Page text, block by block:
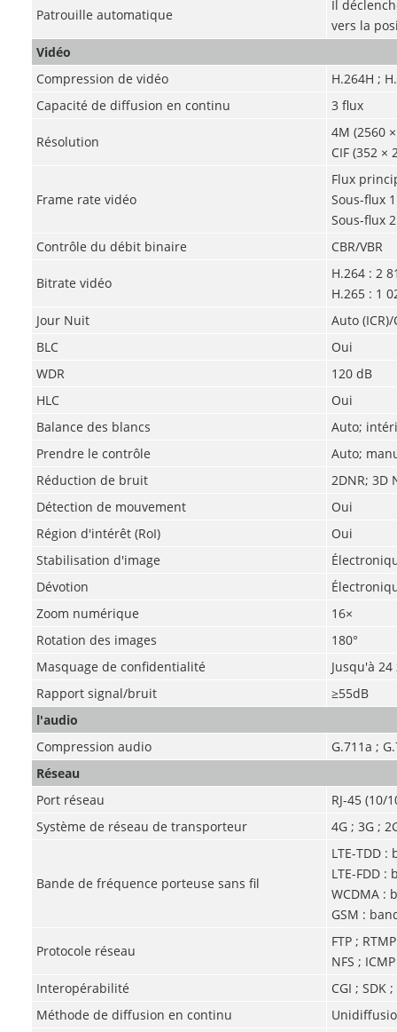
Patrouille automatique
Il
vers la
Vidéo
Compression de vidéo
H.264H ;
Capacité de diffusion en continu
3 flux
Résolution
4M (2560
CIF (352 ×
Frame rate vidéo
Flux
Sous-flux
Sous-flux
Contrôle du débit binaire
CBR/VBR
Bitrate vidéo
H.264 : 2
H.265 : 1
Jour Nuit
Auto
BLC
Oui
WDR
120 dB
HLC
Oui
Balance des blancs
Auto;
Prendre le contrôle
Auto;
Réduction de bruit
2DNR; 3D
Détection de mouvement
Oui
Région d'intérêt (RoI)
Oui
Stabilisation d'image
Dévotion
Zoom numérique
16×
Rotation des images
180°
Masquage de confidentialité
Jusqu'à
Rapport signal/bruit
≥55dB
l'audio
Compression audio
G.711a ;
Réseau
Port réseau
RJ-45 (10/
Système de réseau de transporteur
4G ; 3G ;
Bande de fréquence porteuse sans fil
LTE-TDD
LTE-FDD
WCDMA :
GSM :
Protocole réseau
FTP ;
NFS ;
Interopérabilité
CGI ; SDK
Méthode de diffusion en continu